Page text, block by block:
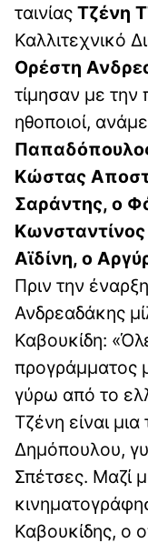
ταινίας Τζένη
Καλλιτεχνικό
Ορέστη
τίμησαν με την
ηθοποιοί,
Κώστας
Σαράντης, ο
Αϊδίνη, ο
Πριν την
Ανδρεαδάκης
Καβουκίδη:
προγράμματος
γύρω από το
Τζένη είναι μια
Δημόπουλου,
Σπέτσες. Μαζί
Καβουκίδης, ο